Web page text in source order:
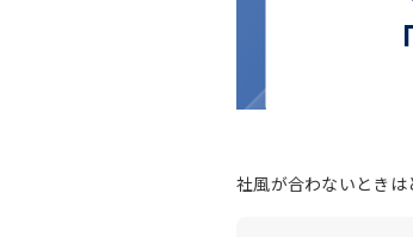
社風が合わないとき